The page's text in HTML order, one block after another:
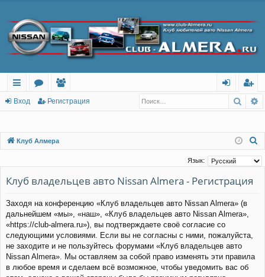
с
лк
о
м
ол
ов
ег
тр
ац
Вход Регистрация
Клуб Алмера
и
Язык:
Клуб владельцев авто Nissan Almera - Регистрация
Заходя на конференцию «Клуб владельцев авто Nissan Almera» (в
дальнейшем «мы», «наш», «Клуб владельцев авто Nissan Almera»,
«https://club-almera.ru»), вы подтверждаете своё согласие со
следующими условиями. Если вы не согласны с ними, пожалуйста,
не заходите и не пользуйтесь форумами «Клуб владельцев авто
Nissan Almera». Мы оставляем за собой право изменять эти правила
в любое время и сделаем всё возможное, чтобы уведомить вас об